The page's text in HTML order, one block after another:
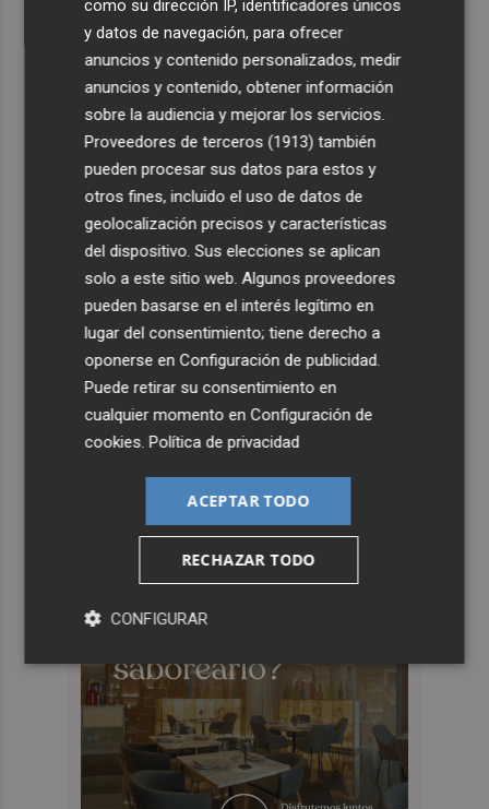
como su dirección IP, identificadores únicos
y datos de navegación, para ofrecer
anuncios y contenido personalizados, medir
anuncios y contenido, obtener información
sobre la audiencia y mejorar los servicios.
Proveedores de terceros (1913) también
pueden procesar sus datos para estos y
otros fines, incluido el uso de datos de
geolocalización precisos y características
del dispositivo. Sus elecciones se aplican
solo a este sitio web. Algunos proveedores
pueden basarse en el interés legítimo en
lugar del consentimiento; tiene derecho a
oponerse enConfiguración de publicidad
Puede retirar su consentimiento en
cualquier momento enConfiguración de
cookies .Política de privacidad
ACEPTAR TODO
RECHAZAR TODO
CONFIGURAR